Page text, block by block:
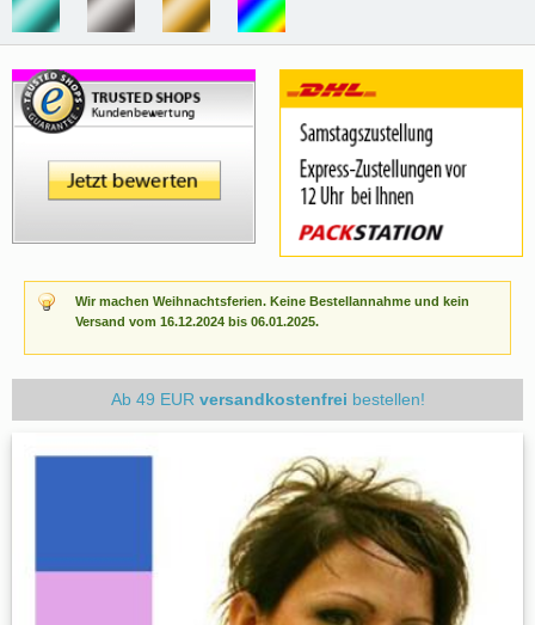
Wir machen Weihnachtsferien. Keine Bestellannahme und kein
Versand vom 16.12.2024 bis 06.01.2025.
Ab 49 EUR versandkostenfrei bestellen!